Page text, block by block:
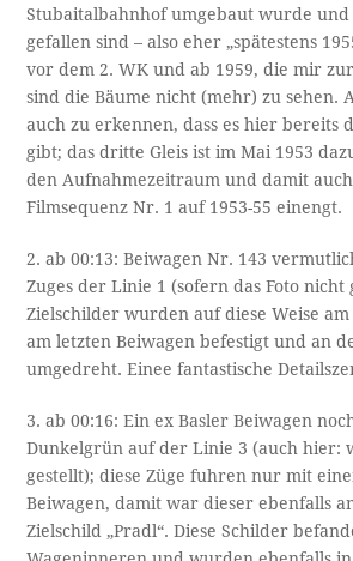
Stubaitalbahnhof umgebaut wurde und
gefallen sind – also eher „spätestens
vor dem 2. WK und ab 1959, die mir
sind die Bäume nicht (mehr) zu sehen.
auch zu erkennen, dass es hier bereits
gibt; das dritte Gleis ist im Mai 1953
den Aufnahmezeitraum und damit
Filmsequenz Nr. 1 auf 1953-55 einengt.
2. ab 00:13: Beiwagen Nr. 143
Zuges der Linie 1 (sofern das Foto nicht
Zielschilder wurden auf diese Weise
am letzten Beiwagen befestigt und an
umgedreht. Einee fantastische
3. ab 00:16: Ein ex Basler Beiwagen
Dunkelgrün auf der Linie 3 (auch hier:
gestellt); diese Züge fuhren nur mit
Beiwagen, damit war dieser ebenfalls
Zielschild „Pradl“. Diese Schilder